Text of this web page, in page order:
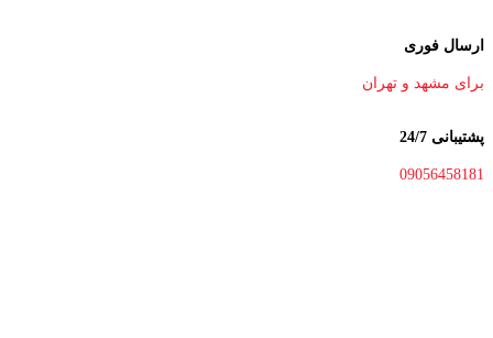
ارسال فوری
برای مشهد و تهران
پشتیبانی 24/7
09056458181